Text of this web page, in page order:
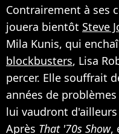
Contrairement à ses
jouera bientôt Steve
Mila Kunis, qui
blockbusters, Lisa
percer. Elle souffrait
années de
lui vaudront
Après That '70s Show,